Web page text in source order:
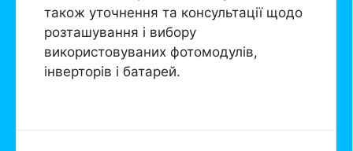
також уточнення та консультації щодо
розташування і вибору
використовуваних фотомодулів,
інверторів і батарей.